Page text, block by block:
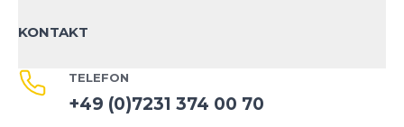
genutzt werden?
Wie fällt die Größe des Primus Trail Knit FG aus?
KONTAKT
TELEFON
+49 (0)7231 374 00 70